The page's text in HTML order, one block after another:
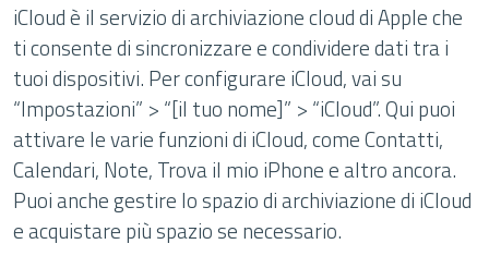
iCloud è il servizio di archiviazione cloud di Apple che
ti consente di sincronizzare e condividere dati tra i
tuoi dispositivi. Per configurare iCloud, vai su
“Impostazioni” > “[il tuo nome]” > “iCloud”. Qui puoi
attivare le varie funzioni di iCloud, come Contatti,
Calendari, Note, Trova il mio iPhone e altro ancora.
Puoi anche gestire lo spazio di archiviazione di iCloud
e acquistare più spazio se necessario.